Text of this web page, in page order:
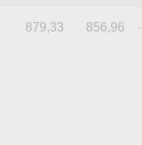
879,33 856,96